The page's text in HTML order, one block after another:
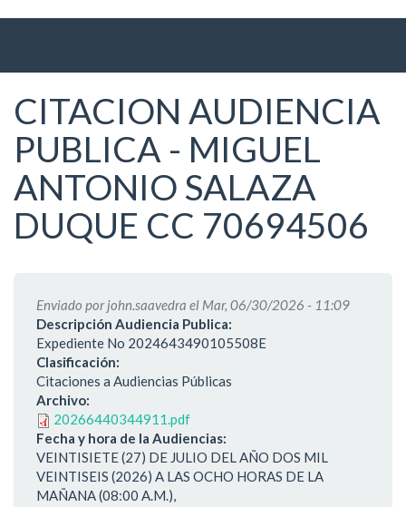
CITACION AUDIENCIA
PUBLICA - MIGUEL
ANTONIO SALAZA
DUQUE CC 70694506
Enviado porjohn.saavedra el Mar, 06/30/2026 - 11:09
Descripción Audiencia Publica:
Expediente No 2024643490105508E
Clasificación:
Citaciones a Audiencias Públicas
Archivo:
20266440344911.pdf
Fecha y hora de la Audiencias:
VEINTISIETE (27) DE JULIO DEL AÑO DOS MIL
VEINTISEIS (2026) A LAS OCHO HORAS DE LA
MAÑANA (08:00 A.M.),